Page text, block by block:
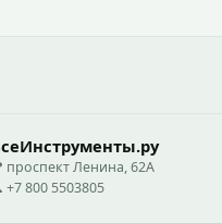
проспект Ленина, 62А
+7 800 5503805